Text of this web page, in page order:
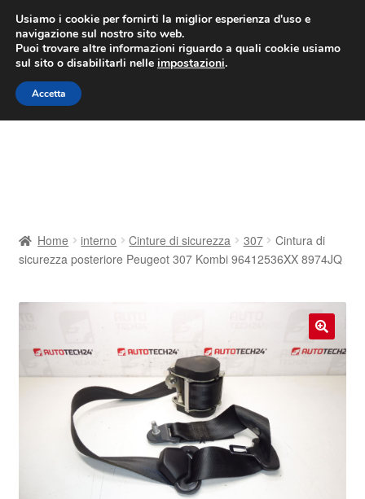
CONSEGNA da 7 EUR
Lun-Ven 9:00 - 16:00/800 580 290
Vai
alla
navigazione
Vai
al
contenuto
Consegna
Contatto
Il mio account
Pagamenti
Politica sulla riservatezza
Procedura di Reclamo
Home interno Cinture di sicurezza 307
Cintura di
sicurezza posteriore Peugeot 307 Kombi 96412536XX 8974JQ
🔍
Usiamo i cookie per fornirti la miglior esperienza d'uso e
navigazione sul nostro sito web.
Puoi trovare altre informazioni riguardo a quali cookie usiamo
sul sito o disabilitarli nelle impostazioni.
Accetta